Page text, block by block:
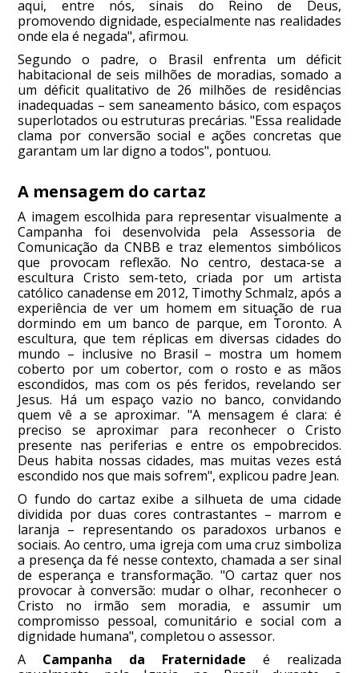
aqui, entre nós, sinais do Reino de Deus,
promovendo dignidade, especialmente nas realidades
onde ela é negada", afirmou.
Segundo o padre, o Brasil enfrenta um déficit
habitacional de seis milhões de moradias, somado a
um déficit qualitativo de 26 milhões de residências
inadequadas – sem saneamento básico, com espaços
superlotados ou estruturas precárias. "Essa realidade
clama por conversão social e ações concretas que
garantam um lar digno a todos", pontuou.
A mensagem do cartaz
A imagem escolhida para representar visualmente a
Campanha foi desenvolvida pela Assessoria de
Comunicação da CNBB e traz elementos simbólicos
que provocam reflexão. No centro, destaca-se a
escultura Cristo sem-teto, criada por um artista
católico canadense em 2012, Timothy Schmalz, após a
experiência de ver um homem em situação de rua
dormindo em um banco de parque, em Toronto. A
escultura, que tem réplicas em diversas cidades do
mundo – inclusive no Brasil – mostra um homem
coberto por um cobertor, com o rosto e as mãos
escondidos, mas com os pés feridos, revelando ser
Jesus. Há um espaço vazio no banco, convidando
quem vê a se aproximar. "A mensagem é clara: é
preciso se aproximar para reconhecer o Cristo
presente nas periferias e entre os empobrecidos.
Deus habita nossas cidades, mas muitas vezes está
escondido nos que mais sofrem", explicou padre Jean.
O fundo do cartaz exibe a silhueta de uma cidade
dividida por duas cores contrastantes – marrom e
laranja – representando os paradoxos urbanos e
sociais. Ao centro, uma igreja com uma cruz simboliza
a presença da fé nesse contexto, chamada a ser sinal
de esperança e transformação. "O cartaz quer nos
provocar à conversão: mudar o olhar, reconhecer o
Cristo no irmão sem moradia, e assumir um
compromisso pessoal, comunitário e social com a
dignidade humana", completou o assessor.
A Campanha da Fraternidade é realizada